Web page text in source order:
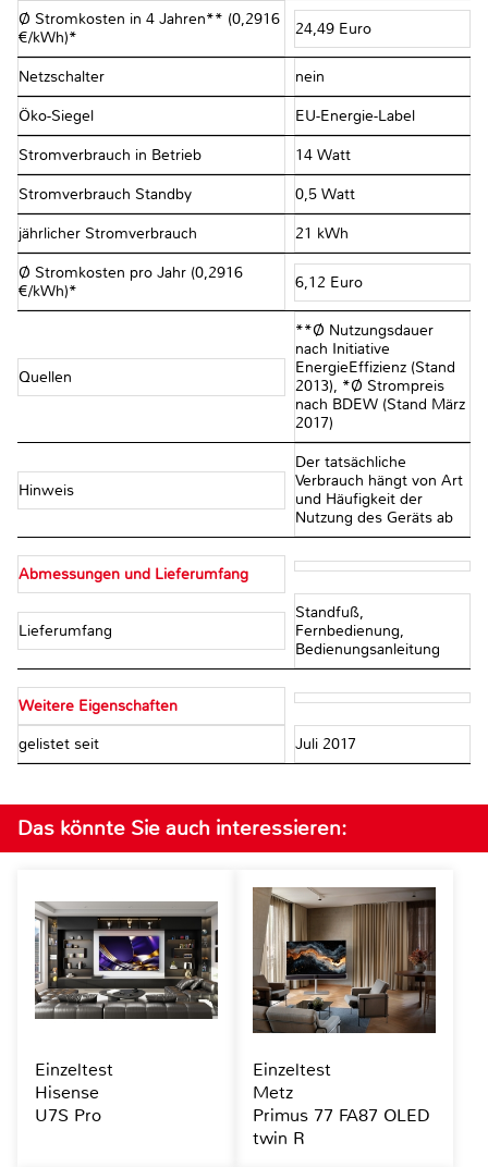
Ø Stromkosten in 4 Jahren** (0,2916
€/kWh)*
24,49 Euro
Netzschalter nein
Öko-Siegel EU-Energie-Label
Stromverbrauch in Betrieb 14 Watt
Stromverbrauch Standby 0,5 Watt
jährlicher Stromverbrauch 21 kWh
Ø Stromkosten pro Jahr (0,2916
€/kWh)*
6,12 Euro
Quellen
**Ø Nutzungsdauer
nach Initiative
EnergieEffizienz (Stand
2013), *Ø Strompreis
nach BDEW (Stand März
2017)
Hinweis
Der tatsächliche
Verbrauch hängt von Art
und Häufigkeit der
Nutzung des Geräts ab
Abmessungen und Lieferumfang
Lieferumfang
Standfuß,
Fernbedienung,
Bedienungsanleitung
Weitere Eigenschaften
gelistet seit Juli 2017
Das könnte Sie auch interessieren:
Einzeltest
Hisense
U7S Pro
Einzeltest
Metz
Primus 77 FA87 OLED
twin R